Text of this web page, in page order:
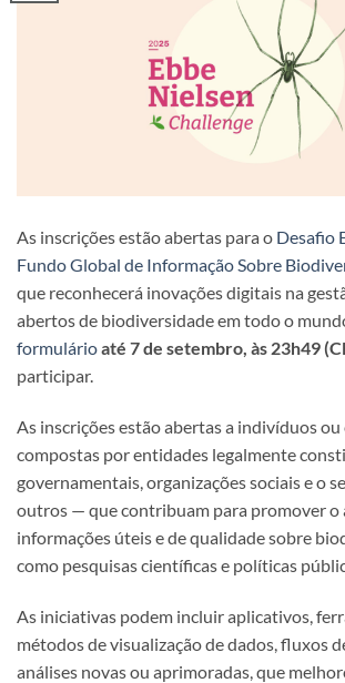
As inscrições estão abertas para o Desafio
Fundo Global de Informação Sobre
que reconhecerá inovações digitais na
abertos de biodiversidade em todo o
formulárioaté 7 de setembro, às 23h49
participar.
As inscrições estão abertas a indivíduos ou
compostas por entidades legalmente
governamentais, organizações sociais e o
outros — que contribuam para promover o
informações úteis e de qualidade sobre
como pesquisas científicas e políticas
As iniciativas podem incluir aplicativos,
métodos de visualização de dados, fluxos
análises novas ou aprimoradas, que